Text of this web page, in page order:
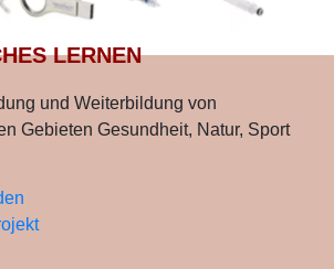
LERNEN
und Weiterbildung von
Gebieten Gesundheit, Natur, Sport